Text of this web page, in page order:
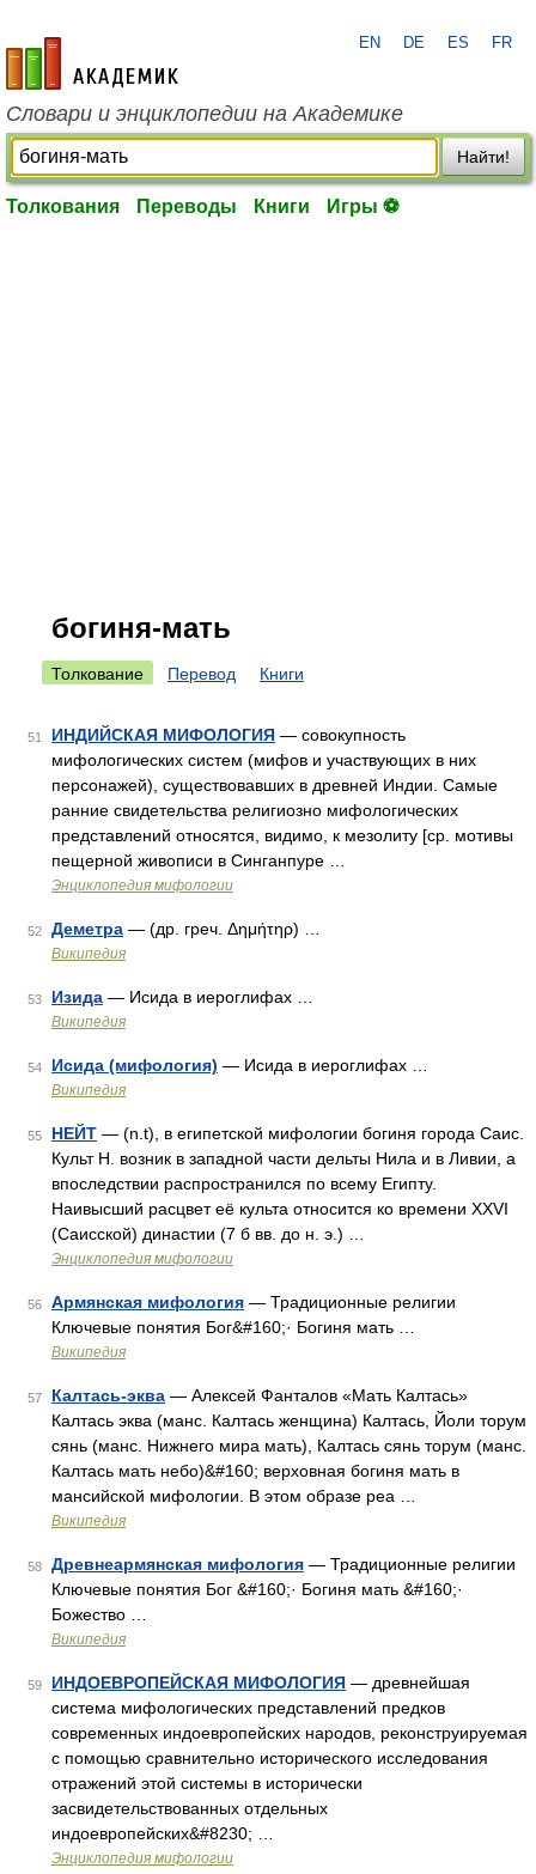
academic.ru
EN DE ES FR
Словари и энциклопедии на Академике
Найти!
Толкования Переводы Книги Игры ⚽
богиня-мать
Толкование Перевод Книги
51 ИНДИЙСКАЯ МИФОЛОГИЯ — совокупность
мифологических систем (мифов и участвующих в них
персонажей), существовавших в древней Индии. Самые
ранние свидетельства религиозно мифологических
представлений относятся, видимо, к мезолиту [ср. мотивы
пещерной живописи в Синганпуре …
Энциклопедия мифологии
52 Деметра — (др. греч. Δημήτηρ) …
Википедия
53 Изида — Исида в иероглифах …
Википедия
54 Исида (мифология) — Исида в иероглифах …
Википедия
55 НЕЙТ — (n.t), в египетской мифологии богиня города Саис.
Культ Н. возник в западной части дельты Нила и в Ливии, а
впоследствии распространился по всему Египту.
Наивысший расцвет её культа относится ко времени XXVI
(Саисской) династии (7 б вв. до н. э.) …
Энциклопедия мифологии
56 Армянская мифология — Традиционные религии
Ключевые понятия Бог&#160;· Богиня мать …
Википедия
57 Калтась-эква — Алексей Фанталов «Мать Калтась»
Калтась эква (манс. Калтась женщина) Калтась, Йоли торум
сянь (манс. Нижнего мира мать), Калтась сянь торум (манс.
Калтась мать небо)&#160; верховная богиня мать в
мансийской мифологии. В этом образе реа …
Википедия
58 Древнеармянская мифология — Традиционные религии
Ключевые понятия Бог &#160;· Богиня мать &#160;·
Божество …
Википедия
59 ИНДОЕВРОПЕЙСКАЯ МИФОЛОГИЯ — древнейшая
система мифологических представлений предков
современных индоевропейских народов, реконструируемая
с помощью сравнительно исторического исследования
отражений этой системы в исторически
засвидетельствованных отдельных
индоевропейских&#8230; …
Энциклопедия мифологии